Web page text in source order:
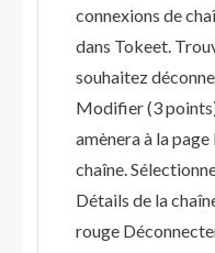
connexions de
dans Tokeet.
souhaitez
Modifier (3
amènera à la
chaîne.
Détails de la
rouge